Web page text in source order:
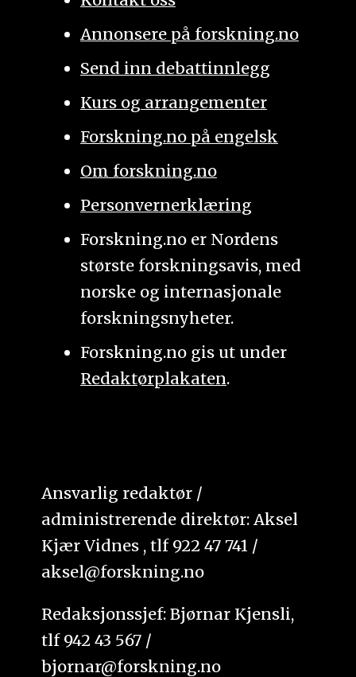
Annonsere på forskning.no
Send inn debattinnlegg
Kurs og arrangementer
Forskning.no på engelsk
Om forskning.no
Personvernerklæring
Forskning.no er Nordens
største forskningsavis, med
norske og internasjonale
forskningsnyheter.
Forskning.no gis ut under
Redaktørplakaten.
Ansvarlig redaktør /
administrerende direktør: Aksel
Kjær Vidnes , tlf 922 47 741 /
aksel@forskning.no
Redaksjonssjef: Bjørnar Kjensli,
tlf 942 43 567 /
bjornar@forskning.no